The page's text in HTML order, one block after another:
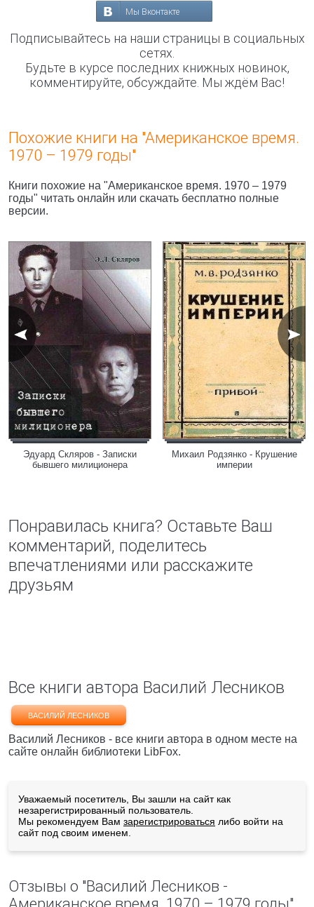
Мы Вконтакте
Подписывайтесь на наши страницы в социальных
сетях.
Будьте в курсе последних книжных новинок,
комментируйте, обсуждайте. Мы ждём Вас!
Похожие книги на "Американское время.
1970 – 1979 годы"
Книги похожие на "Американское время. 1970 – 1979
годы" читать онлайн или скачать бесплатно полные
версии.
Эдуард Скляров - Записки
бывшего милиционера
Михаил Родзянко - Крушение
империи
Понравилась книга? Оставьте Ваш
комментарий, поделитесь
впечатлениями или расскажите
друзьям
Все книги автора Василий Лесников
ВАСИЛИЙ ЛЕСНИКОВ
Василий Лесников - все книги автора в одном месте на
сайте онлайн библиотеки LibFox.
Уважаемый посетитель, Вы зашли на сайт как
незарегистрированный пользователь.
Мы рекомендуем Вам зарегистрироваться либо войти на
сайт под своим именем.
Отзывы о "Василий Лесников -